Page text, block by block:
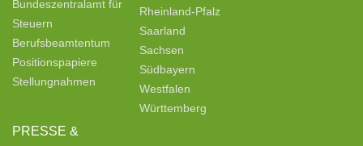
Bundeszentralamt für
Steuern
Berufsbeamtentum
Positionspapiere
Stellungnahmen
PRESSE &
Rheinland-Pfalz
Saarland
Sachsen
Südbayern
Westfalen
Württemberg